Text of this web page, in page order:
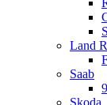
Land
Saab
Skoda